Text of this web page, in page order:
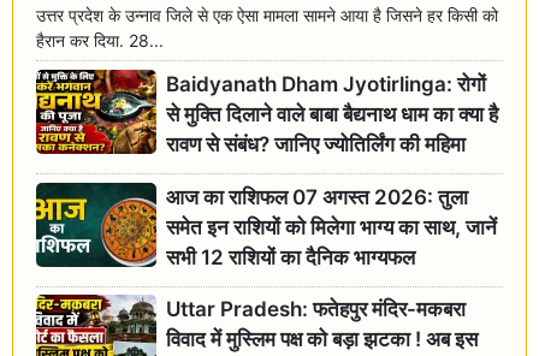
उत्तर प्रदेश के उन्नाव जिले से एक ऐसा मामला सामने आया है जिसने हर किसी को
हैरान कर दिया. 28...
Baidyanath Dham Jyotirlinga: रोगों
से मुक्ति दिलाने वाले बाबा बैद्यनाथ धाम का क्या है
रावण से संबंध? जानिए ज्योतिर्लिंग की महिमा
आज का राशिफल 07 अगस्त 2026: तुला
समेत इन राशियों को मिलेगा भाग्य का साथ, जानें
सभी 12 राशियों का दैनिक भाग्यफल
Uttar Pradesh: फतेहपुर मंदिर-मकबरा
विवाद में मुस्लिम पक्ष को बड़ा झटका ! अब इस